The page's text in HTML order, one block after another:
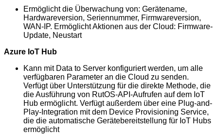
Ermöglicht die Überwachung von: Gerätename,
Hardwareversion, Seriennummer, Firmwareversion,
WAN-IP. Ermöglicht Aktionen aus der Cloud: Firmware-
Update, Neustart
Azure IoT Hub
Kann mit Data to Server konfiguriert werden, um alle
verfügbaren Parameter an die Cloud zu senden.
Verfügt über Unterstützung für die direkte Methode, die
die Ausführung von RutOS-API-Aufrufen auf dem IoT
Hub ermöglicht. Verfügt außerdem über eine Plug-and-
Play-Integration mit dem Device Provisioning Service,
die die automatische Gerätebereitstellung für IoT Hubs
ermöglicht